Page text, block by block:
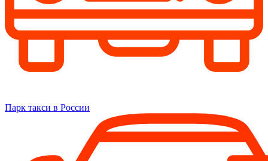
Парк такси в России